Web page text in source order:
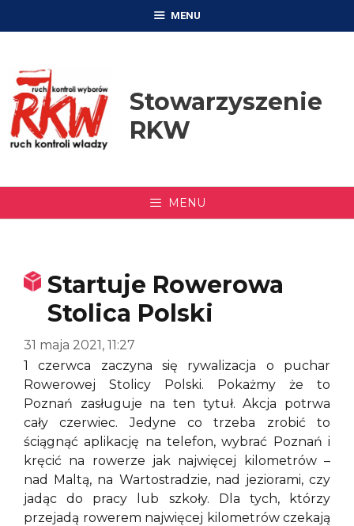
MENU
Stowarzyszenie
RKW
MENU
Startuje Rowerowa
Stolica Polski
31 maja 2021, 11:27
1 czerwca zaczyna się rywalizacja o puchar
Rowerowej Stolicy Polski. Pokażmy że to
Poznań zasługuje na ten tytuł. Akcja potrwa
cały czerwiec. Jedyne co trzeba zrobić to
ściągnąć aplikację na telefon, wybrać Poznań i
kręcić na rowerze jak najwięcej kilometrów –
nad Maltą, na Wartostradzie, nad jeziorami, czy
jadąc do pracy lub szkoły. Dla tych, którzy
przejadą rowerem najwięcej kilometrów czekają